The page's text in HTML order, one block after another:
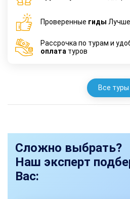
Проверенные гиды
Рассрочка по турам и
оплата туров
Все туры
Сложно выбрать?
Наш эксперт
Вас: